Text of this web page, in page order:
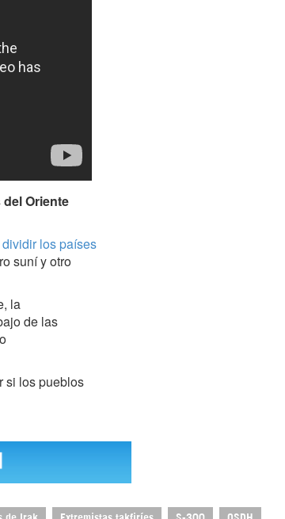
Oriente
los países
suní y otro
la
de las
si los pueblos
de Irak Extremistas takfiríes S-300 OSDH